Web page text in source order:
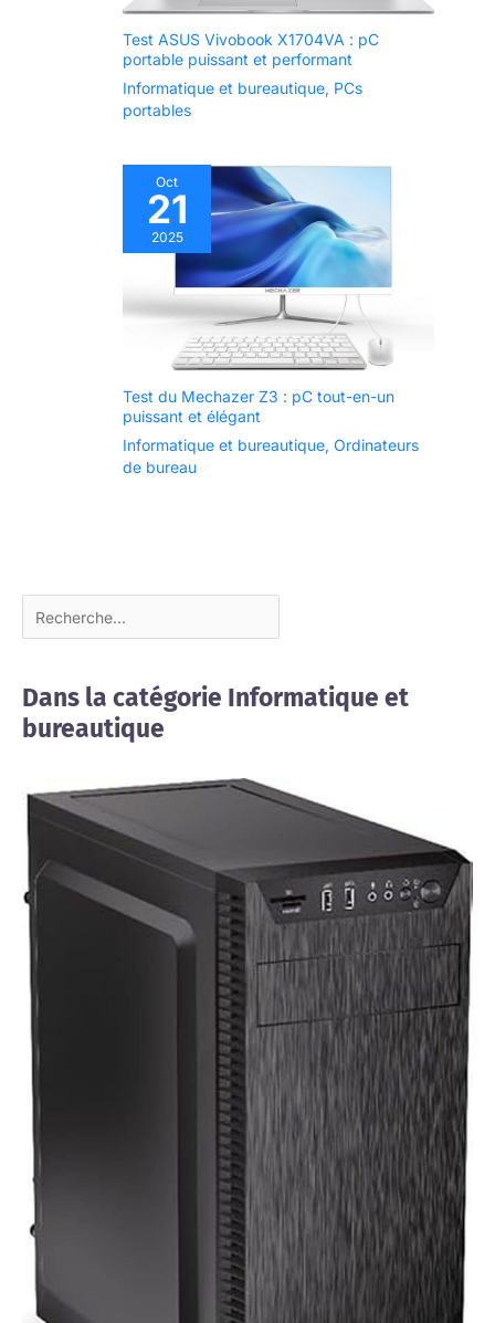
Test ASUS Vivobook X1704VA : pC
portable puissant et performant
Informatique et bureautique, PCs
portables
Oct
21
2025
Test du Mechazer Z3 : pC tout-en-un
puissant et élégant
Informatique et bureautique, Ordinateurs
de bureau
Dans la catégorie Informatique et
bureautique